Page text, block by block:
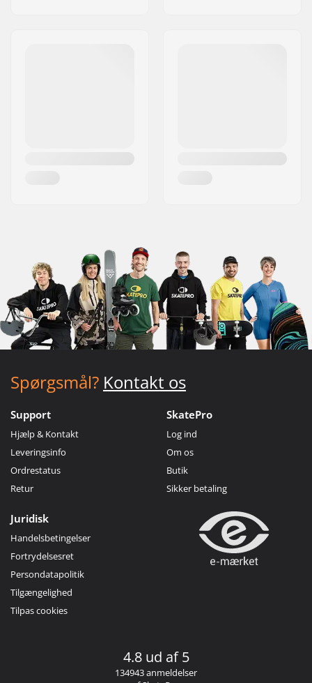
Spørgsmål? Kontakt os
Support
Hjælp & Kontakt
Leveringsinfo
Ordrestatus
Retur
SkatePro
Log ind
Om os
Butik
Sikker betaling
Juridisk
Handelsbetingelser
Fortrydelsesret
Persondatapolitik
Tilgængelighed
Tilpas cookies
4.8 ud af 5
134943 anmeldelser